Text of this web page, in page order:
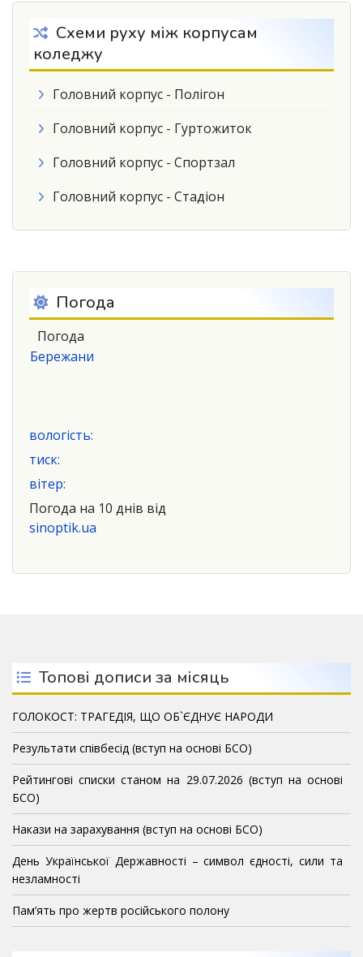
Схеми руху між корпусам
коледжу
Головний корпус - Полігон
Головний корпус - Гуртожиток
Головний корпус - Спортзал
Головний корпус - Стадіон
Погода
Погода
Бережани
вологість:
тиск:
вітер:
Погода на 10 днів від
sinoptik.ua
Топові дописи за місяць
ГОЛОКОСТ: ТРАГЕДІЯ, ЩО ОБ`ЄДНУЄ НАРОДИ
Результати співбесід (вступ на основі БСО)
Рейтингові списки станом на 29.07.2026 (вступ на основі
БСО)
Накази на зарахування (вступ на основі БСО)
День Української Державності – символ єдності, сили та
незламності
Пам’ять про жертв російського полону